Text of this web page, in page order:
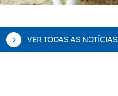
VER TODAS AS NOTÍCIAS